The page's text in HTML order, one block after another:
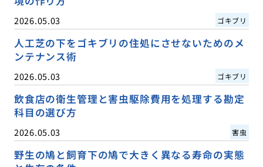
2026.05.03 ゴキブリ
人工芝の下をゴキブリの住処にさせないためのメ
ンテナンス術
2026.05.03 ゴキブリ
飲食店の衛生管理と害虫駆除費用を処理する勘定
科目の選び方
2026.05.03 害虫
野生の鳩と飼育下の鳩で大きく異なる寿命の実態